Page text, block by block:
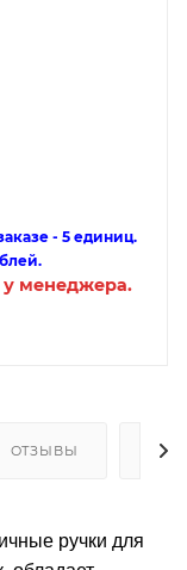
- 5 единиц.
у менеджера.
ОТЗЫВЫ
ручки для